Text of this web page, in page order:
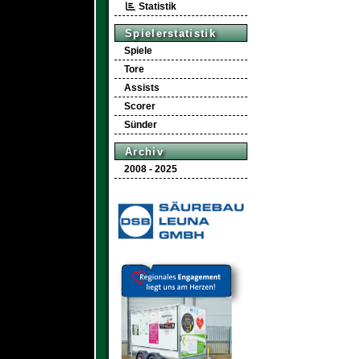
Statistik
Spielerstatistik
Spiele
Tore
Assists
Scorer
Sünder
Archiv
2008 - 2025